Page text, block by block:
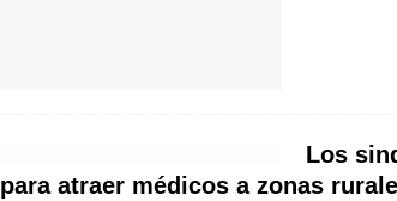
Los
para atraer médicos a zonas